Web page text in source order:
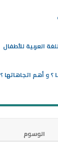
؟ و أهم اتجاهاتها ؟
الوسوم